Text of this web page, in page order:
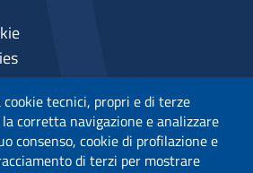
tecnici, propri e di terze
corretta navigazione e analizzare
consenso, cookie di profilazione e
di terzi per mostrare